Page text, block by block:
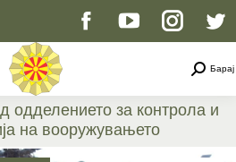
Facebook
opens
YouTube
opens
page
opens
Барај
одделението за контрола и
на вооружувањето
You are here: